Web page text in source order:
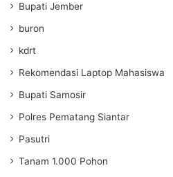
Bupati Jember
buron
kdrt
Rekomendasi Laptop Mahasiswa
Bupati Samosir
Polres Pematang Siantar
Pasutri
Tanam 1.000 Pohon